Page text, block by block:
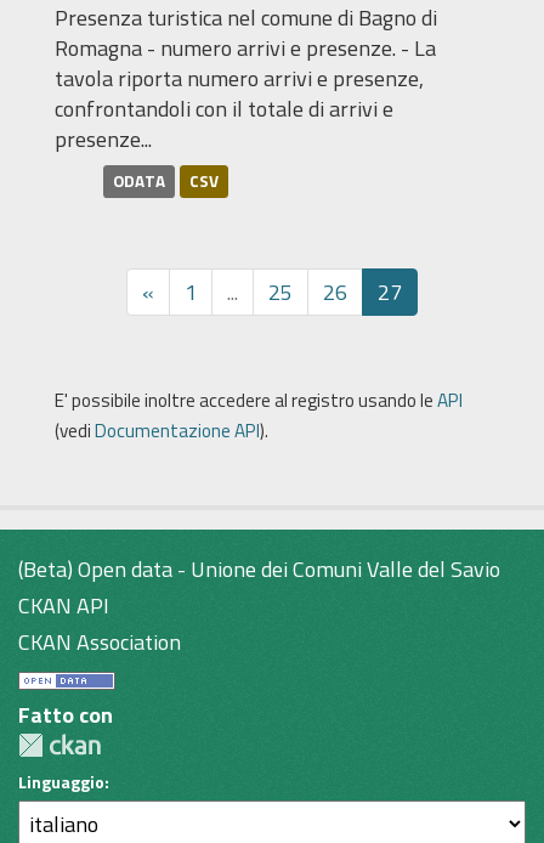
Presenza turistica nel comune di Bagno di
Romagna - numero arrivi e presenze. - La
tavola riporta numero arrivi e presenze,
confrontandoli con il totale di arrivi e
presenze...
ODATA CSV
« 1 ... 25 26 27
E' possibile inoltre accedere al registro usando leAPI
(vediDocumentazione API).
(Beta) Open data - Unione dei Comuni Valle del Savio
CKAN API
CKAN Association
Fatto con
Linguaggio